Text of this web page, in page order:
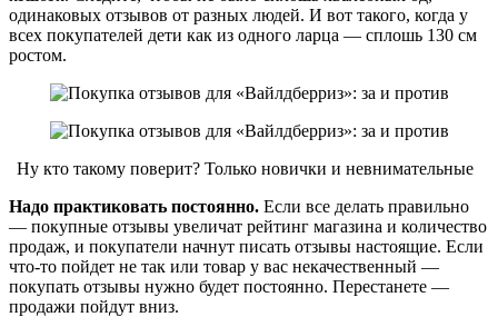
одинаковых отзывов от разных людей. И вот такого, когда у
всех покупателей дети как из одного ларца — сплошь 130 см
ростом.
Ну кто такому поверит? Только новички и невнимательные
Надо практиковать постоянно. Если все делать правильно
— покупные отзывы увеличат рейтинг магазина и количество
продаж, и покупатели начнут писать отзывы настоящие. Если
что-то пойдет не так или товар у вас некачественный —
покупать отзывы нужно будет постоянно. Перестанете —
продажи пойдут вниз.